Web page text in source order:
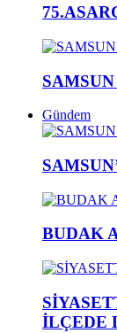
Gündem
BUDAK
İLÇEDE